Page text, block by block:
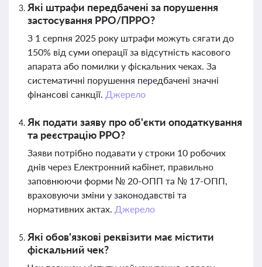
Які штрафи передбачені за порушення
застосування РРО/ПРРО?
З 1 серпня 2025 року штрафи можуть сягати до
150% від суми операції за відсутність касового
апарата або помилки у фіскальних чеках. За
систематичні порушення передбачені значні
фінансові санкції. Джерело
Як подати заяву про об'єкти оподаткування
та реєстрацію РРО?
Заяви потрібно подавати у строки 10 робочих
днів через Електронний кабінет, правильно
заповнюючи форми № 20-ОПП та № 17-ОПП,
враховуючи зміни у законодавстві та
нормативних актах. Джерело
Які обов'язкові реквізити має містити
фіскальний чек?